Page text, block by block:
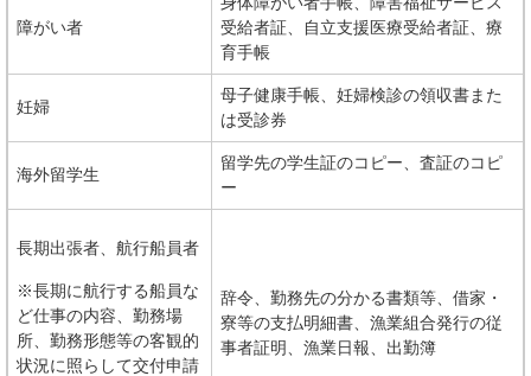
障がい者
受給者証、自立支援医療受給者証、療
育手帳
妊婦
母子健康手帳、妊婦検診の領収書また
は受診券
海外留学生
留学先の学生証のコピー、査証のコピ
ー
長期出張者、航行船員者
※長期に航行する船員な
ど仕事の内容、勤務場
所、勤務形態等の客観的
状況に照らして交付申請
辞令、勤務先の分かる書類等、借家・
寮等の支払明細書、漁業組合発行の従
事者証明、漁業日報、出勤簿